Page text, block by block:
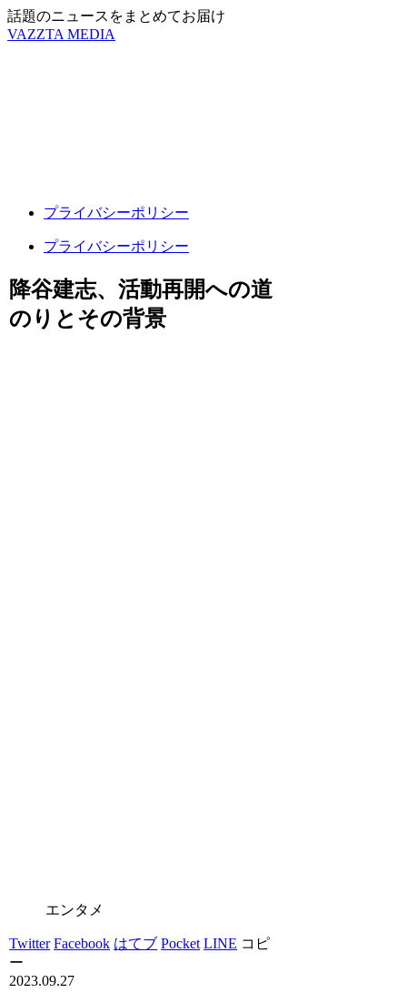
話題のニュースをまとめてお届け
VAZZTA MEDIA
プライバシーポリシー
プライバシーポリシー
降谷建志、活動再開への道
のりとその背景
エンタメ
Twitter Facebook はてブ Pocket LINE コピ
ー
2023.09.27